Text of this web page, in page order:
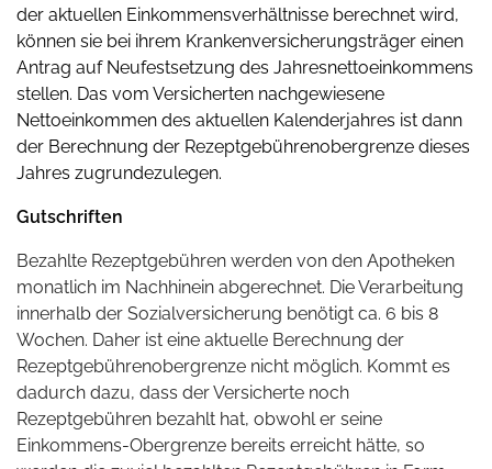
der aktuellen Einkommensverhältnisse berechnet wird,
können sie bei ihrem Krankenversicherungsträger einen
Antrag auf Neufestsetzung des Jahresnettoeinkommens
stellen. Das vom Versicherten nachgewiesene
Nettoeinkommen des aktuellen Kalenderjahres ist dann
der Berechnung der Rezeptgebührenobergrenze dieses
Jahres zugrundezulegen.
Gutschriften
Bezahlte Rezeptgebühren werden von den Apotheken
monatlich im Nachhinein abgerechnet. Die Verarbeitung
innerhalb der Sozialversicherung benötigt ca. 6 bis 8
Wochen. Daher ist eine aktuelle Berechnung der
Rezeptgebührenobergrenze nicht möglich. Kommt es
dadurch dazu, dass der Versicherte noch
Rezeptgebühren bezahlt hat, obwohl er seine
Einkommens-Obergrenze bereits erreicht hätte, so